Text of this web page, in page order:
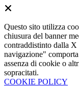
Questo sito utilizza
chiusura del banner
contraddistinto dalla
navigazione"
assenza di cookie o
sopracitati.
COOKIE POLICY